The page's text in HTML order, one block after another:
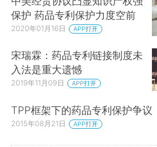
保护 药品专利保护力度空前
2020年01月16日 APP打开
宋瑞霖：药品专利链接制度未
入法是重大遗憾
2019年11月09日 APP打开
TPP框架下的药品专利保护争议
2015年08月21日 APP打开